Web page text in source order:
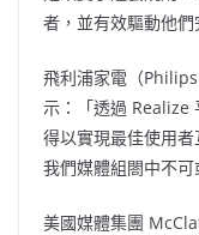
者，並有效驅動他們
飛利浦家電（
示：「透過 Realize
得以實現最佳使用
我們媒體組閤中不可
美國媒體集團